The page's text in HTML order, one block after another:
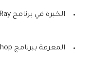
الخبرة في برنامج V-Ray وLumion للرسم.
المعرفة ببرنامج Photoshop أو Illustrator.